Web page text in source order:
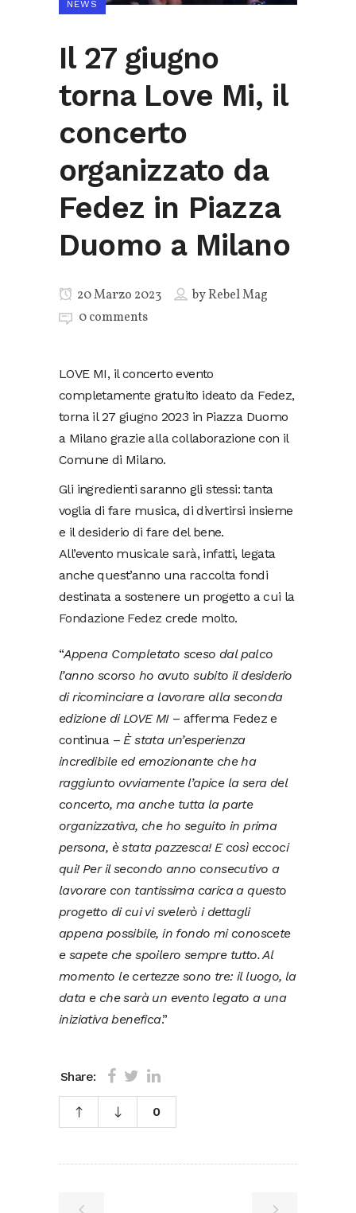
NEWS
Il 27 giugno
torna Love Mi, il
concerto
organizzato da
Fedez in Piazza
Duomo a Milano
20 Marzo 2023 byRebel Mag
0 comments
LOVE MI, il concerto evento
completamente gratuito ideato da Fedez,
torna il 27 giugno 2023 in Piazza Duomo
a Milano grazie alla collaborazione con il
Comune di Milano.
Gli ingredienti saranno gli stessi: tanta
voglia di fare musica, di divertirsi insieme
e il desiderio di fare del bene.
All’evento musicale sarà, infatti, legata
anche quest’anno una raccolta fondi
destinata a sostenere un progetto a cui la
Fondazione Fedez crede molto.
“Appena Completato sceso dal palco
l’anno scorso ho avuto subito il desiderio
di ricominciare a lavorare alla seconda
edizione di LOVE MI– afferma Fedez e
continua – È stata un’esperienza
incredibile ed emozionante che ha
raggiunto ovviamente l’apice la sera del
concerto, ma anche tutta la parte
organizzativa, che ho seguito in prima
persona, è stata pazzesca! E così eccoci
qui! Per il secondo anno consecutivo a
lavorare con tantissima carica a questo
progetto di cui vi svelerò i dettagli
appena possibile, in fondo mi conoscete
e sapete che spoilero sempre tutto. Al
momento le certezze sono tre: il luogo, la
data e che sarà un evento legato a una
iniziativa benefica.”
Share:
0